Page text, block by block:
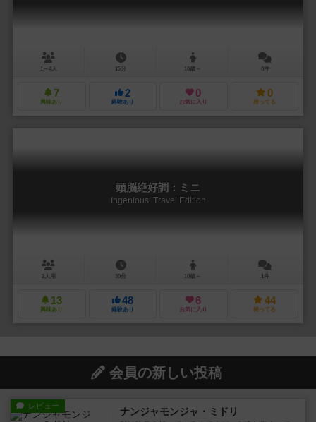
1～4人 15分 10歳～ 0件
7
興味あり
2
経験あり
0
お気に入り
0
持ってる
頭脳絶好調：ミニ
Ingenious: Travel Edition
2人用 30分 10歳～ 1件
13
興味あり
48
経験あり
6
お気に入り
44
持ってる
会員の新しい投稿
レビュー ナンジャモンジャ・ミドリ